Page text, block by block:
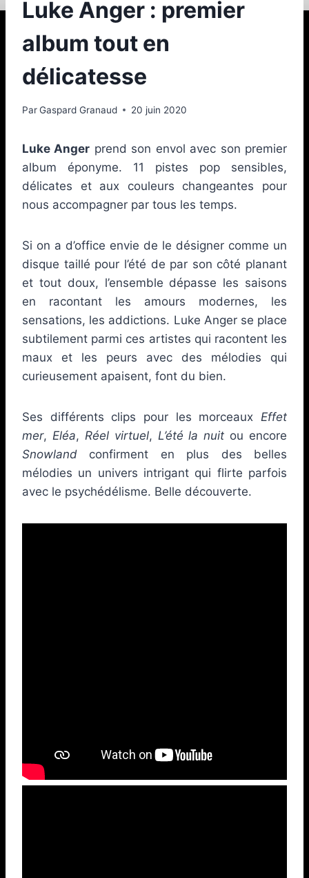
Luke Anger : premier
album tout en
délicatesse
ParGaspard Granaud 20 juin 2020
Luke Anger prend son envol avec son premier
album éponyme. 11 pistes pop sensibles,
délicates et aux couleurs changeantes pour
nous accompagner par tous les temps.
Si on a d’office envie de le désigner comme un
disque taillé pour l’été de par son côté planant
et tout doux, l’ensemble dépasse les saisons
en racontant les amours modernes, les
sensations, les addictions. Luke Anger se place
subtilement parmi ces artistes qui racontent les
maux et les peurs avec des mélodies qui
curieusement apaisent, font du bien.
Ses différents clips pour les morceaux Effet
mer, Eléa, Réel virtuel, L’été la nuit ou encore
Snowland confirment en plus des belles
mélodies un univers intrigant qui flirte parfois
avec le psychédélisme. Belle découverte.